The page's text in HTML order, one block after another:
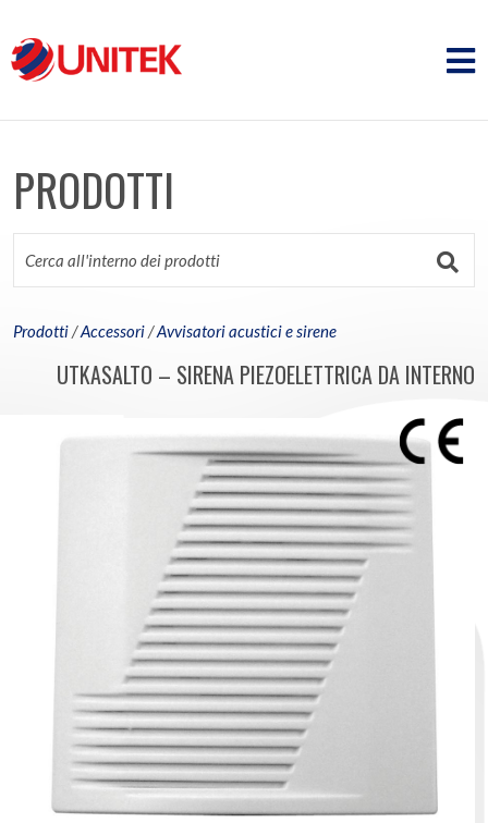
PRODOTTI
Prodotti/Accessori/Avvisatori acustici e sirene
UTKASALTO – SIRENA PIEZOELETTRICA DA INTERNO